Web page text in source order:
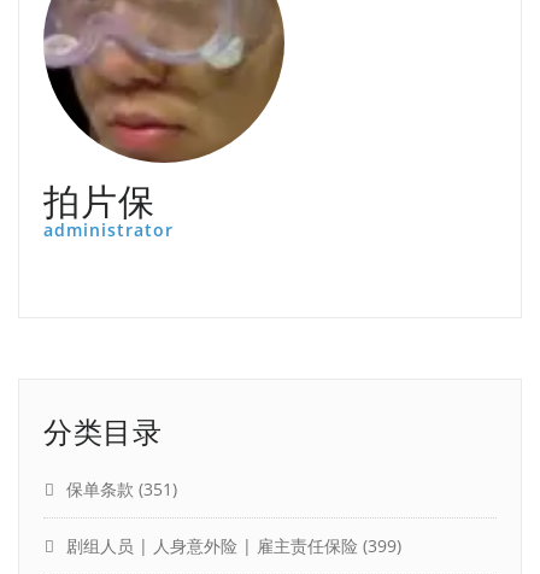
拍片保
administrator
分类目录
保单条款 (351)
剧组人员 | 人身意外险 | 雇主责任保险 (399)